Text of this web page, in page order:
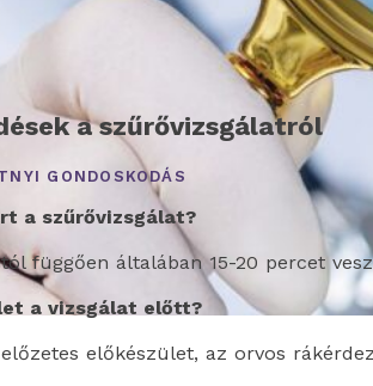
a szűrővizsgálatról
GONDOSKODÁS
a szűrővizsgálat?
függően általában 15-20 percet
a vizsgálat előtt?
előkészület, az orvos